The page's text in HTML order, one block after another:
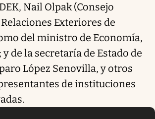
Nail Olpak (Consejo
Exteriores de
del ministro de Economía,
y de la secretaría de Estado de
López Senovilla, y otros
de instituciones